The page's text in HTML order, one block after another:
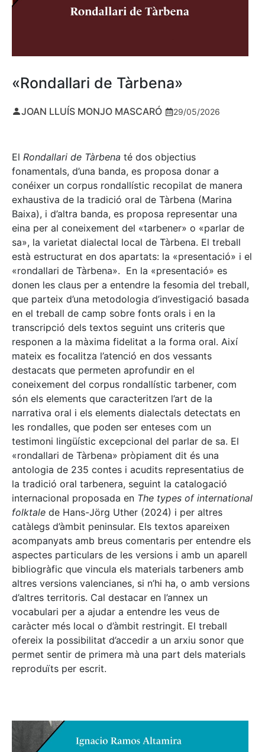
«Rondallari de Tàrbena»
JOAN LLUÍS MONJO MASCARÓ 29/05/2026
El Rondallari de Tàrbena té dos objectius
fonamentals, d’una banda, es proposa donar a
conéixer un corpus rondallístic recopilat de manera
exhaustiva de la tradició oral de Tàrbena (Marina
Baixa), i d’altra banda, es proposa representar una
eina per al coneixement del «tarbener» o «parlar de
sa», la varietat dialectal local de Tàrbena. El treball
està estructurat en dos apartats: la «presentació» i el
«rondallari de Tàrbena». En la «presentació» es
donen les claus per a entendre la fesomia del treball,
que parteix d’una metodologia d’investigació basada
en el treball de camp sobre fonts orals i en la
transcripció dels textos seguint uns criteris que
responen a la màxima fidelitat a la forma oral. Així
mateix es focalitza l’atenció en dos vessants
destacats que permeten aprofundir en el
coneixement del corpus rondallístic tarbener, com
són els elements que caracteritzen l’art de la
narrativa oral i els elements dialectals detectats en
les rondalles, que poden ser enteses com un
testimoni lingüístic excepcional del parlar de sa. El
«rondallari de Tàrbena» pròpiament dit és una
antologia de 235 contes i acudits representatius de
la tradició oral tarbenera, seguint la catalogació
internacional proposada en The types of international
folktale de Hans-Jörg Uther (2024) i per altres
catàlegs d’àmbit peninsular. Els textos apareixen
acompanyats amb breus comentaris per entendre els
aspectes particulars de les versions i amb un aparell
bibliogràfic que vincula els materials tarbeners amb
altres versions valencianes, si n’hi ha, o amb versions
d’altres territoris. Cal destacar en l’annex un
vocabulari per a ajudar a entendre les veus de
caràcter més local o d’àmbit restringit. El treball
ofereix la possibilitat d’accedir a un arxiu sonor que
permet sentir de primera mà una part dels materials
reproduïts per escrit.